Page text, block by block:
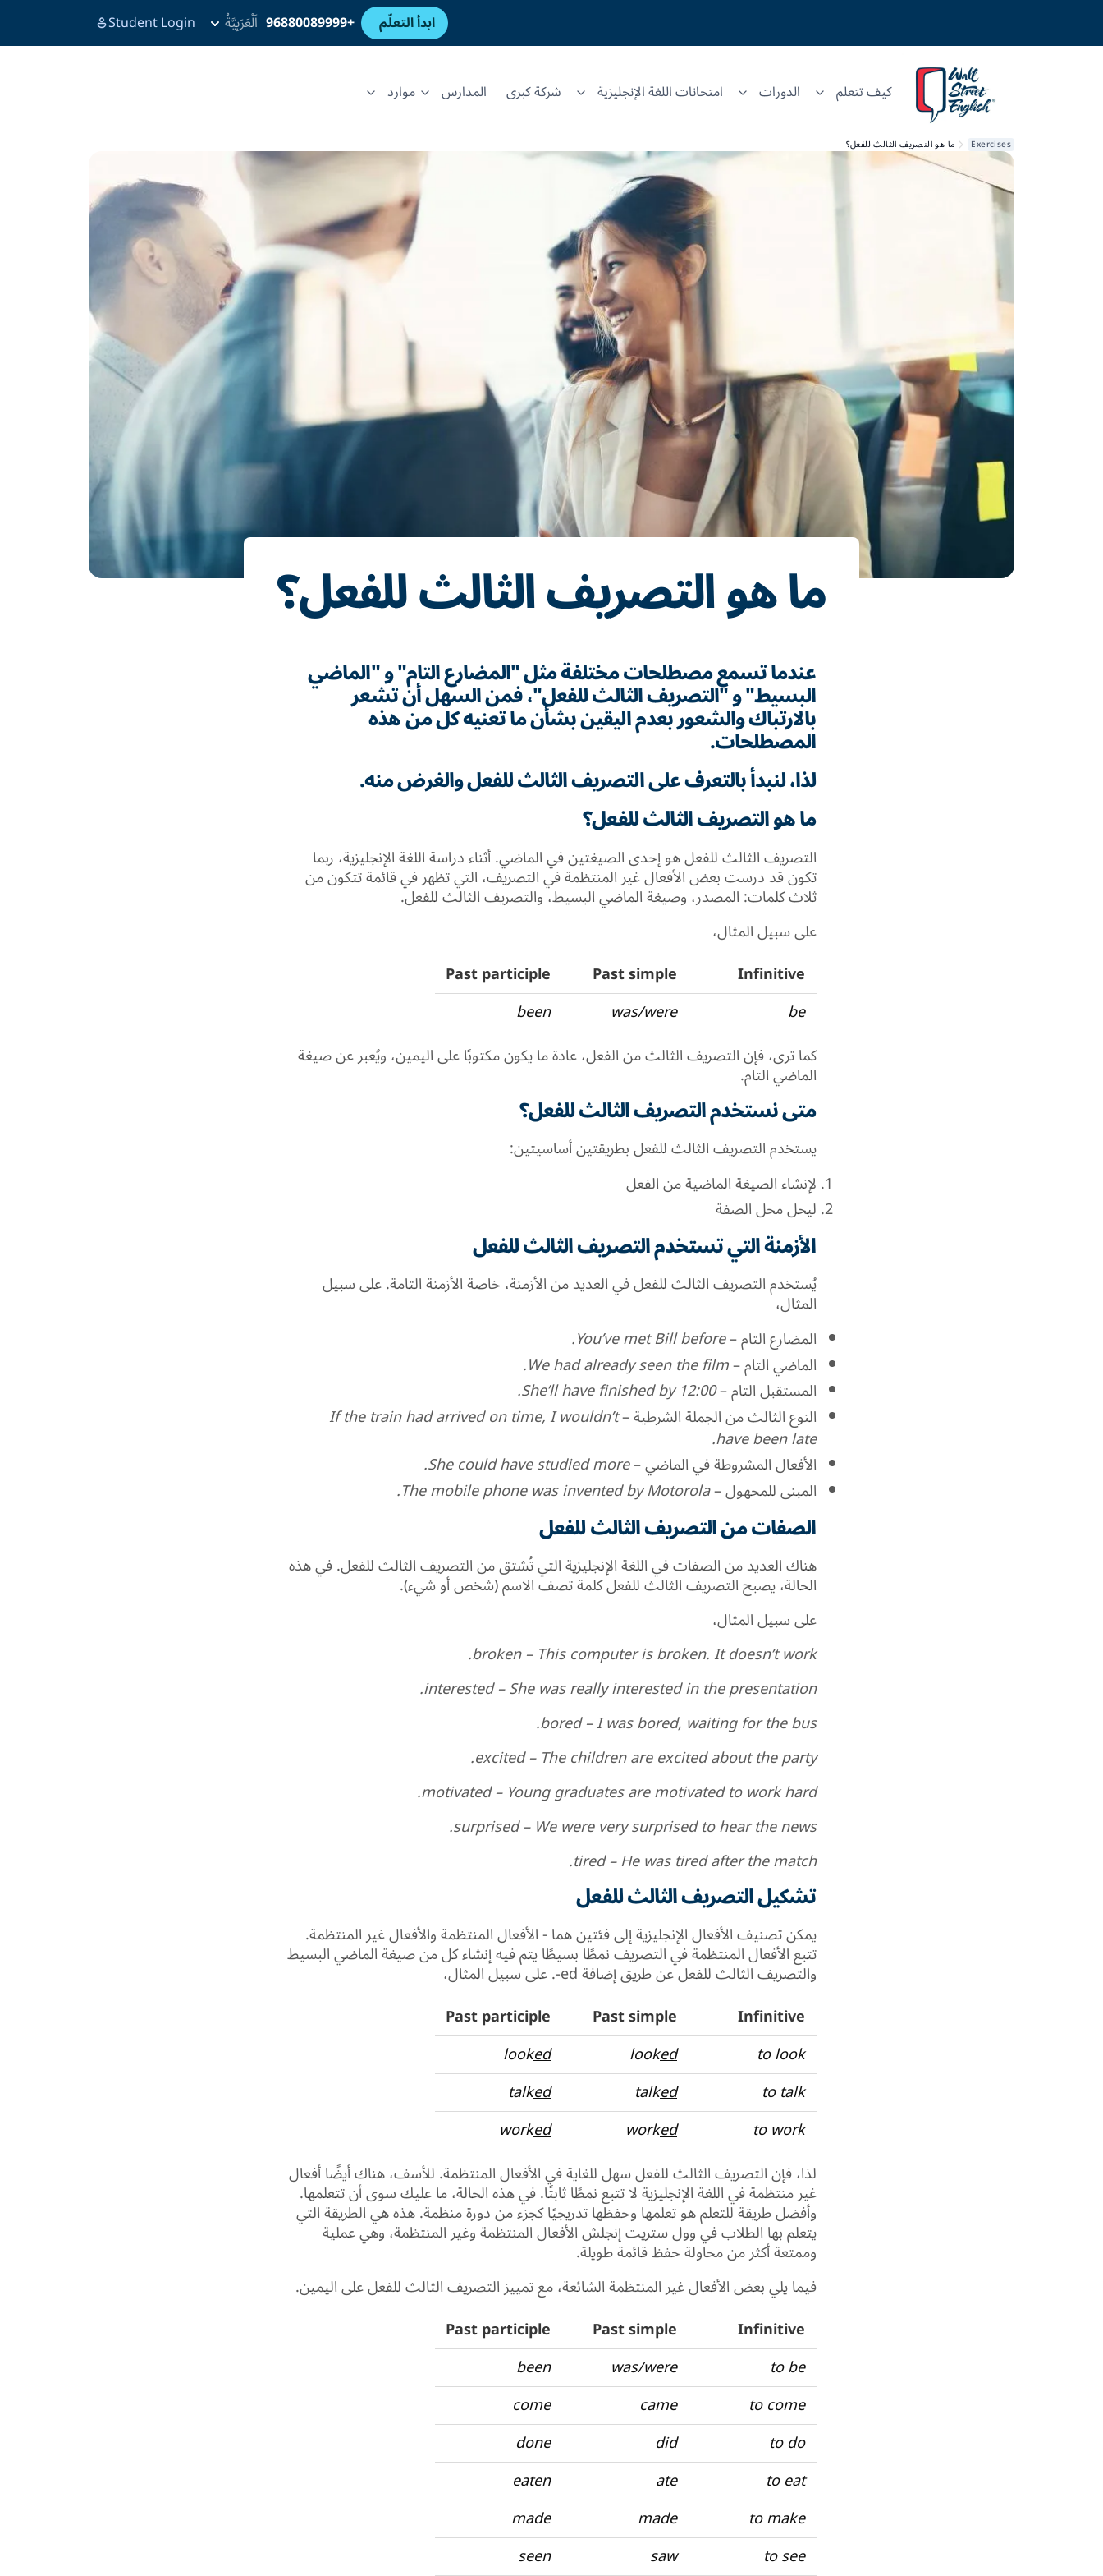
ابدأ التعلّم +96880089999 اَلْعَرَبِيَّةُ Student Login
كيف تتعلم الدورات امتحانات اللغة الإنجليزية شركة كبرى المدارس موارد
Exercises ما هو التصريف الثالث للفعل؟
ما هو التصريف الثالث للفعل؟
عندما تسمع مصطلحات مختلفة مثل "المضارع التام" و "الماضي
البسيط" و "التصريف الثالث للفعل"، فمن السهل أن تشعر
بالارتباك والشعور بعدم اليقين بشأن ما تعنيه كل من هذه
المصطلحات.
لذا، لنبدأ بالتعرف على التصريف الثالث للفعل والغرض منه.
ما هو التصريف الثالث للفعل؟
التصريف الثالث للفعل هو إحدى الصيغتين في الماضي. أثناء دراسة اللغة الإنجليزية، ربما
تكون قد درست بعض الأفعال غير المنتظمة في التصريف، التي تظهر في قائمة تتكون من
ثلاث كلمات: المصدر، وصيغة الماضي البسيط، والتصريف الثالث للفعل.
على سبيل المثال،
Infinitive
Past simple
Past participle
be
was/were
been
كما ترى، فإن التصريف الثالث من الفعل، عادة ما يكون مكتوبًا على اليمين، ويُعبر عن صيغة
الماضي التام.
متى نستخدم التصريف الثالث للفعل؟
يستخدم التصريف الثالث للفعل بطريقتين أساسيتين:
لإنشاء الصيغة الماضية من الفعل
ليحل محل الصفة
الأزمنة التي تستخدم التصريف الثالث للفعل
يُستخدم التصريف الثالث للفعل في العديد من الأزمنة، خاصة الأزمنة التامة. على سبيل
المثال،
المضارع التام–
You’ve met Bill before.
الماضي التام–
We had already seen the film.
المستقبل التام–
She’ll have finished by 12:00.
النوع الثالث من الجملة الشرطية–
If the train had arrived on time, I wouldn’t
have been late.
الأفعال المشروطة في الماضي–
She could have studied more.
المبنىللمحهول–
The mobile phone was invented by Motorola.
الصفات من التصريف الثالث للفعل
هناك العديد من الصفات في اللغة الإنجليزية التي تُشتق من التصريف الثالث للفعل. في هذه
الحالة، يصبح التصريف الثالث للفعل كلمة تصف الاسم (شخص أو شيء).
على سبيل المثال،
broken – This computer is broken. It doesn’t work.
interested – She was really interested in the presentation.
bored – I was bored, waiting for the bus.
excited – The children are excited about the party.
motivated – Young graduates are motivated to work hard.
surprised – We were very surprised to hear the news.
tired – He was tired after the match.
تشكيل التصريف الثالث للفعل
يمكن تصنيف الأفعال الإنجليزية إلى فئتين هما - الأفعال المنتظمة والأفعال غير المنتظمة.
تتبع الأفعال المنتظمة في التصريف نمطًا بسيطًا يتم فيه إنشاء كل من صيغة الماضي البسيط
والتصريف الثالث للفعل عن طريق إضافةed-. على سبيل المثال،
Infinitive
Past simple
Past participle
to look
looked
looked
to talk
talked
talked
to work
worked
worked
لذا، فإن التصريف الثالث للفعل سهل للغاية في الأفعال المنتظمة. للأسف، هناك أيضًا أفعال
غير منتظمة في اللغة الإنجليزية لا تتبع نمطًا ثابتًا. في هذه الحالة، ما عليك سوى أن تتعلمها.
وأفضل طريقة للتعلم هو تعلمها وحفظها تدريجيًا كجزء من دورة منظمة. هذه هي الطريقة التي
يتعلم بها الطلاب في وول ستريتإنجلشالأفعال المنتظمة وغير المنتظمة، وهي عملية
وممتعة أكثر من محاولة حفظ قائمة طويلة.
فيما يلي بعض الأفعال غير المنتظمة الشائعة، مع تمييز التصريف الثالث للفعل على اليمين.
Infinitive
Past simple
Past participle
to be
was/were
been
to come
came
come
to do
did
done
to eat
ate
eaten
to make
made
made
to see
saw
seen